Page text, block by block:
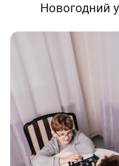
Новогодний